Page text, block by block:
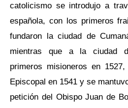
catolicismo se introdujo a
española, con los primeros
fundaron la ciudad de
mientras que a la ciudad
primeros misioneros en
Episcopal en 1541 y se
petición del Obispo Juan de